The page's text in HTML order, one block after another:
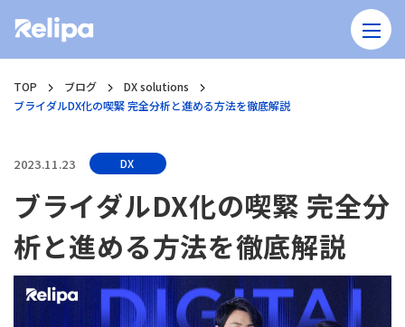
TOP ブログ
DX solutions
ブライダルDX化の喫緊 完全分析と進める方法を徹底解説
2023.11.23 DX
ブライダルDX化の喫緊 完全分
析と進める方法を徹底解説